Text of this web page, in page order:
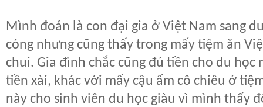
Mình đoán là con đại gia ở Việt Nam sang
cóng nhưng cũng thấy trong mấy tiệm ăn
chui. Gia đình chắc cũng đủ tiền cho du
tiền xài, khác với mấy cậu ấm cô chiêu ở
này cho sinh viên du học giàu vì mình thấy